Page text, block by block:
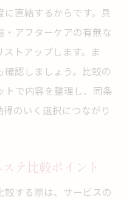
直結するからです。具
アフターケアの有無な
トアップします。ま
認しましょう。比較の
トで内容を整理し、同条
のいく選択につながり
テ比較ポイント
する際は、サービスの